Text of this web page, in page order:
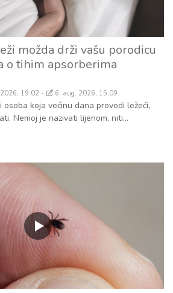
možda drži vašu porodicu
o tihim apsorberima
19:02 6. aug. 2026, 15:09
koja većinu dana provodi ležeći,
Nemoj je nazivati lijenom, niti...